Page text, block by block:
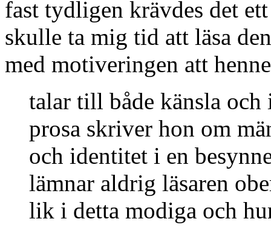
fast tydligen krävdes det
skulle ta mig tid att läsa
med motiveringen att
talar till både känsla och
prosa skriver hon om
och identitet i en
lämnar aldrig läsaren
lik i detta modiga och